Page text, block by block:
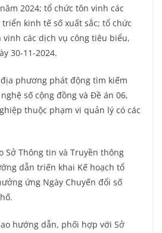
2024; tổ chức tôn vinh các
kinh tế số xuất sắc; tổ chức
các dịch vụ công tiêu biểu,
30-11-2024.
phương phát động tìm kiếm
số cộng đồng và Đề án 06,
thuộc phạm vi quản lý có các
Sở Thông tin và Truyền thông
dẫn triến khai Kế hoạch tổ
ứng Ngày Chuyến đổi số
hướng dẫn, phối hợp với Sở